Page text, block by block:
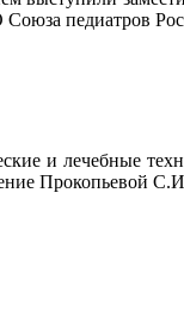
педиатров
и лечебные
Прокопьевой